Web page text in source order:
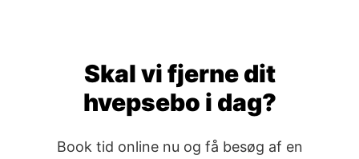
Skal vi fjerne dit
hvepsebo i dag?
Book tid online nu og få besøg af en